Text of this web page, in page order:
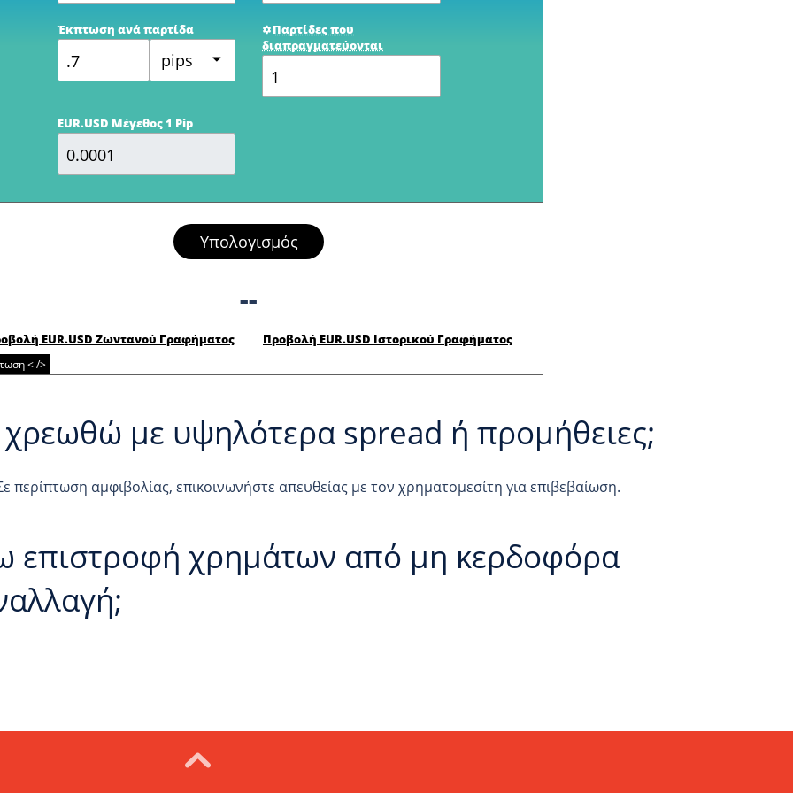
Έκπτωση ανά παρτίδα
pips
Παρτίδες που
διαπραγματεύονται
EUR.USD Μέγεθος 1 Pip
Υπολογισμός
--
EUR.USD Ζωντανού Γραφήματος Προβολή EUR.USD Ιστορικού Γραφήματος
< />
με υψηλότερα spread ή προμήθειες;
περίπτωση αμφιβολίας, επικοινωνήστε απευθείας με τον χρηματομεσίτη για επιβεβαίωση.
επιστροφή χρημάτων από μη κερδοφόρα